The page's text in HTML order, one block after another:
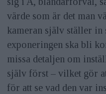
värde som är det man
kameran själv ställer in
exponeringen ska bli
missa detaljen om
själv först – vilket gör
för att se vad den var